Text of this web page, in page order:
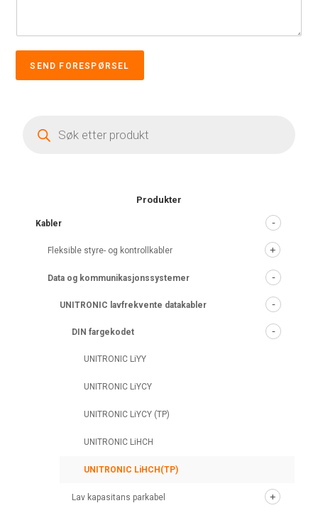
SEND FORESPØRSEL
search
Produkter
Kabler
Fleksible styre- og kontrollkabler
Data og kommunikasjonssystemer
UNITRONIC lavfrekvente datakabler
DIN fargekodet
UNITRONIC LiYY
UNITRONIC LiYCY
UNITRONIC LiYCY (TP)
UNITRONIC LiHCH
UNITRONIC LiHCH(TP)
Lav kapasitans parkabel